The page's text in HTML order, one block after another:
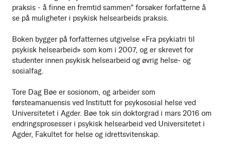
praksis - å finne en fremtid sammen" forsøker forfatterne å
se på muligheter i psykisk helsearbeids praksis.
Boken bygger på forfatternes utgivelse «Fra psykiatri til
psykisk helsearbeid» som kom i 2007, og er skrevet for
studenter innen psykisk helsearbeid og øvrig helse- og
sosialfag.
Tore Dag Bøe er sosionom, og arbeider som
førsteamanuensis ved Institutt for psykososial helse ved
Universitetet i Agder. Bøe tok sin doktorgrad i mars 2016 om
endringsprosesser i psykisk helsearbeid ved Universitetet i
Agder, Fakultet for helse og idrettsvitenskap.